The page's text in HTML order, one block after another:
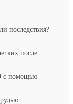
последствия?
после
с помощью